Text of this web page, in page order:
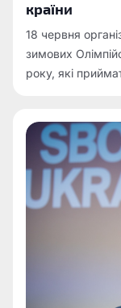
країни
18 червня
зимових
року, які